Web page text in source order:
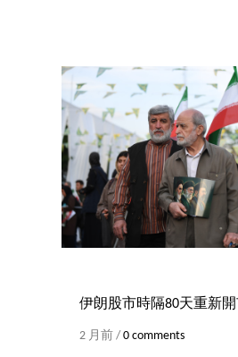
伊朗股市時隔80天重新
2 月前 / 0 comments